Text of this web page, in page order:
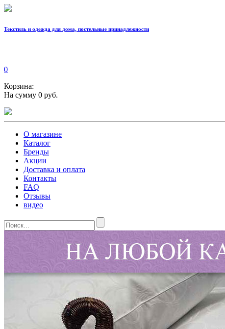
Текстиль и одежда для дома, постельные принадлежности
0
Корзина:
На сумму 0 руб.
О магазине
Каталог
Бренды
Акции
Доставка и оплата
Контакты
FAQ
Отзывы
видео